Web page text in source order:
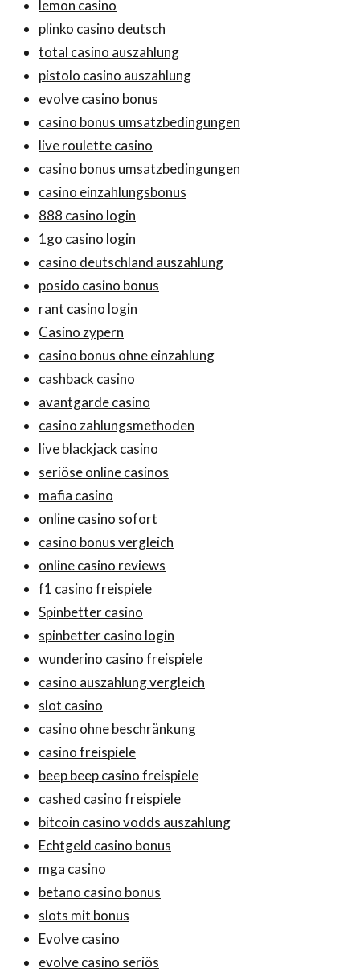
lemon casino
plinko casino deutsch
total casino auszahlung
pistolo casino auszahlung
evolve casino bonus
casino bonus umsatzbedingungen
live roulette casino
casino bonus umsatzbedingungen
casino einzahlungsbonus
888 casino login
1go casino login
casino deutschland auszahlung
posido casino bonus
rant casino login
Casino zypern
casino bonus ohne einzahlung
cashback casino
avantgarde casino
casino zahlungsmethoden
live blackjack casino
seriöse online casinos
mafia casino
online casino sofort
casino bonus vergleich
online casino reviews
f1 casino freispiele
Spinbetter casino
spinbetter casino login
wunderino casino freispiele
casino auszahlung vergleich
slot casino
casino ohne beschränkung
casino freispiele
beep beep casino freispiele
cashed casino freispiele
bitcoin casino vodds auszahlung
Echtgeld casino bonus
mga casino
betano casino bonus
slots mit bonus
Evolve casino
evolve casino seriös